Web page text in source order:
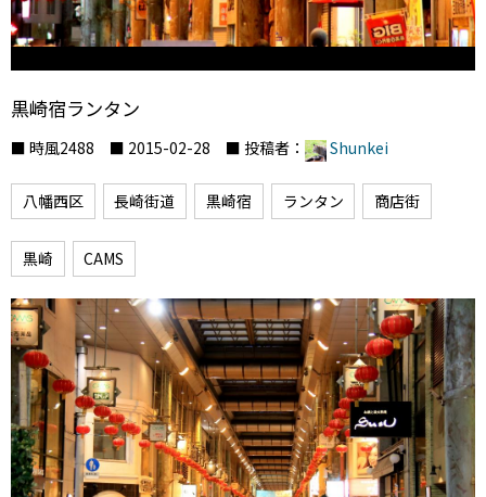
黒崎宿ランタン
■ 時風2488 ■ 2015-02-28 ■ 投稿者： Shunkei
八幡西区 長崎街道 黒崎宿 ランタン 商店街
黒崎 CAMS